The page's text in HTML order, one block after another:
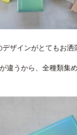
ザインがとてもお洒
違うから、全種類集